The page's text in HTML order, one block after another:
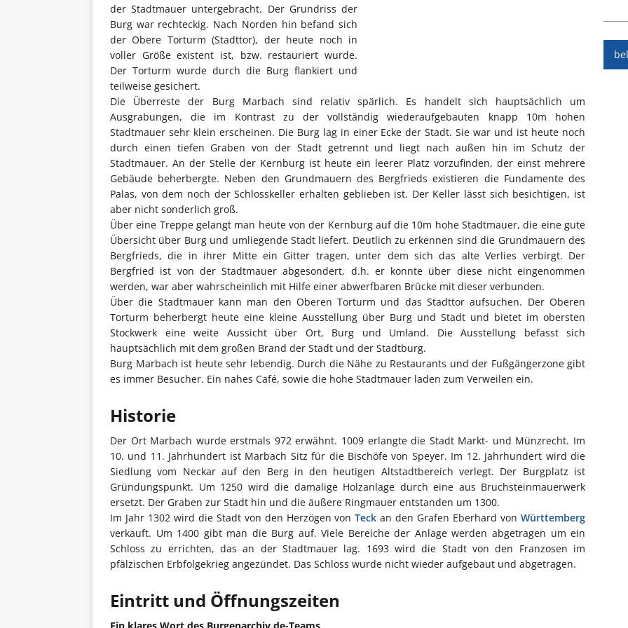
der Stadtmauer untergebracht. Der Grundriss der
Burg war rechteckig. Nach Norden hin befand sich
der Obere Torturm (Stadttor), der heute noch in
voller Größe existent ist, bzw. restauriert wurde.
Der Torturm wurde durch die Burg flankiert und
teilweise gesichert.
Die Überreste der Burg Marbach sind relativ spärlich. Es handelt sich hauptsächlich um
Ausgrabungen, die im Kontrast zu der vollständig wiederaufgebauten knapp 10m hohen
Stadtmauer sehr klein erscheinen. Die Burg lag in einer Ecke der Stadt. Sie war und ist heute noch
durch einen tiefen Graben von der Stadt getrennt und liegt nach außen hin im Schutz der
Stadtmauer. An der Stelle der Kernburg ist heute ein leerer Platz vorzufinden, der einst mehrere
Gebäude beherbergte. Neben den Grundmauern des Bergfrieds existieren die Fundamente des
Palas, von dem noch der Schlosskeller erhalten geblieben ist. Der Keller lässt sich besichtigen, ist
aber nicht sonderlich groß.
Über eine Treppe gelangt man heute von der Kernburg auf die 10m hohe Stadtmauer, die eine gute
Übersicht über Burg und umliegende Stadt liefert. Deutlich zu erkennen sind die Grundmauern des
Bergfrieds, die in ihrer Mitte ein Gitter tragen, unter dem sich das alte Verlies verbirgt. Der
Bergfried ist von der Stadtmauer abgesondert, d.h. er konnte über diese nicht eingenommen
werden, war aber wahrscheinlich mit Hilfe einer abwerfbaren Brücke mit dieser verbunden.
Über die Stadtmauer kann man den Oberen Torturm und das Stadttor aufsuchen. Der Oberen
Torturm beherbergt heute eine kleine Ausstellung über Burg und Stadt und bietet im obersten
Stockwerk eine weite Aussicht über Ort, Burg und Umland. Die Ausstellung befasst sich
hauptsächlich mit dem großen Brand der Stadt und der Stadtburg.
Burg Marbach ist heute sehr lebendig. Durch die Nähe zu Restaurants und der Fußgängerzone gibt
es immer Besucher. Ein nahes Café, sowie die hohe Stadtmauer laden zum Verweilen ein.
Historie
Der Ort Marbach wurde erstmals 972 erwähnt. 1009 erlangte die Stadt Markt- und Münzrecht. Im
10. und 11. Jahrhundert ist Marbach Sitz für die Bischöfe von Speyer. Im 12. Jahrhundert wird die
Siedlung vom Neckar auf den Berg in den heutigen Altstadtbereich verlegt. Der Burgplatz ist
Gründungspunkt. Um 1250 wird die damalige Holzanlage durch eine aus Bruchsteinmauerwerk
ersetzt. Der Graben zur Stadt hin und die äußere Ringmauer entstanden um 1300.
Im Jahr 1302 wird die Stadt von den Herzögen vonTeck an den Grafen Eberhard vonWürttemberg
verkauft. Um 1400 gibt man die Burg auf. Viele Bereiche der Anlage werden abgetragen um ein
Schloss zu errichten, das an der Stadtmauer lag. 1693 wird die Stadt von den Franzosen im
pfälzischen Erbfolgekrieg angezündet. Das Schloss wurde nicht wieder aufgebaut und abgetragen.
Eintritt und Öffnungszeiten